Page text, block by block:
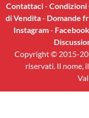
Contattaci- Condizioni
di Vendita- Domande
Instagram- Facebook
Copyright © 2015-
riservati. Il nome,